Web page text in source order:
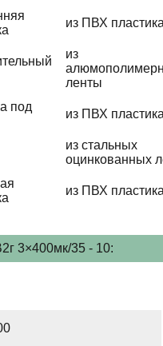
из ПВХ
из
ленты
под
из ПВХ
из стальных
оцинкованных
из ПВХ
3×400мк/35 - 10: